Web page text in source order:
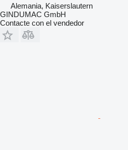
Alemania, Kaiserslautern
GINDUMAC GmbH
Contacte con el vendedor